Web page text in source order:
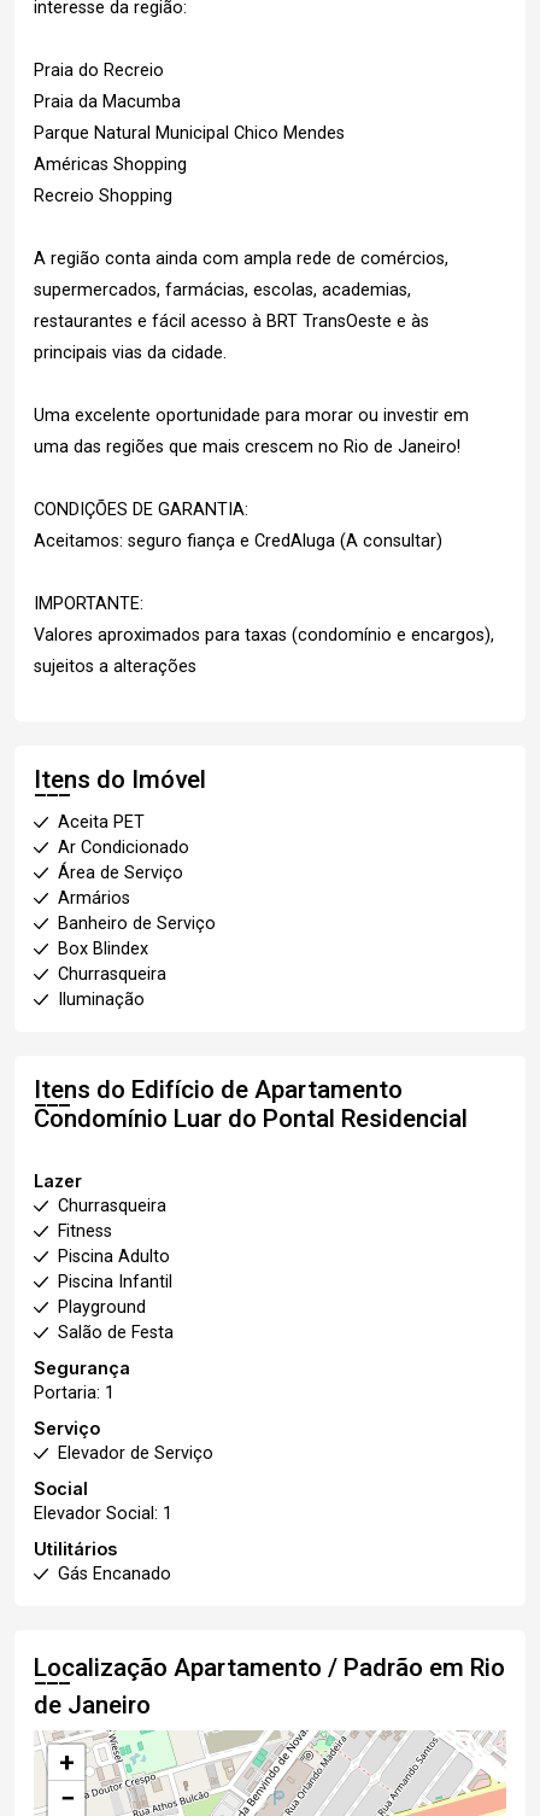
interesse da região:
Praia do Recreio
Praia da Macumba
Parque Natural Municipal Chico Mendes
Américas Shopping
Recreio Shopping
A região conta ainda com ampla rede de comércios,
supermercados, farmácias, escolas, academias,
restaurantes e fácil acesso à BRT TransOeste e às
principais vias da cidade.
Uma excelente oportunidade para morar ou investir em
uma das regiões que mais crescem no Rio de Janeiro!
CONDIÇÕES DE GARANTIA:
Aceitamos: seguro fiança e CredAluga (A consultar)
IMPORTANTE:
Valores aproximados para taxas (condomínio e encargos),
sujeitos a alterações
Itens do Imóvel
Aceita PET
Ar Condicionado
Área de Serviço
Armários
Banheiro de Serviço
Box Blindex
Churrasqueira
Iluminação
Itens do Edifício de Apartamento
Condomínio Luar do Pontal Residencial
Lazer
Churrasqueira
Fitness
Piscina Adulto
Piscina Infantil
Playground
Salão de Festa
Segurança
Portaria: 1
Serviço
Elevador de Serviço
Social
Elevador Social: 1
Utilitários
Gás Encanado
Localização Apartamento / Padrão em Rio
de Janeiro
+
−